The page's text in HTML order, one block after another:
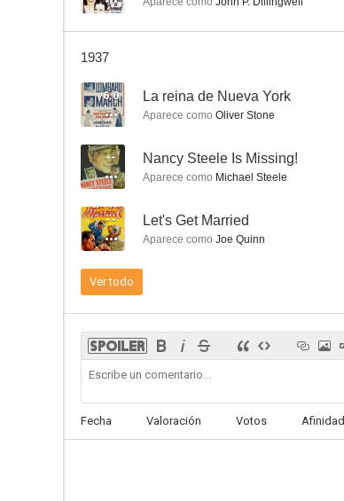
Whom the Gods Destroy Once to Every
Hombres de acero Fueros
1937
6.0 La reina de Nueva York
Aparece como Oliver Stone
-- Nancy Steele Is Missing!
Aparece como Michael Steele
-- Let's Get Married
Aparece como Joe Quinn
Ver todo
Fecha Valoración Votos Afinidad